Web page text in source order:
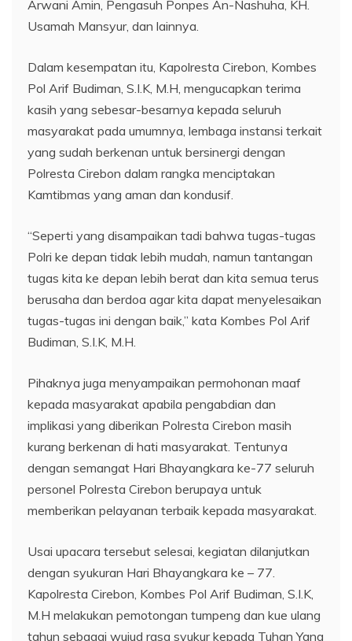
Arwani Amin, Pengasuh Ponpes An-Nashuha, KH.
Usamah Mansyur, dan lainnya.
Dalam kesempatan itu, Kapolresta Cirebon, Kombes
Pol Arif Budiman, S.I.K, M.H, mengucapkan terima
kasih yang sebesar-besarnya kepada seluruh
masyarakat pada umumnya, lembaga instansi terkait
yang sudah berkenan untuk bersinergi dengan
Polresta Cirebon dalam rangka menciptakan
Kamtibmas yang aman dan kondusif.
“Seperti yang disampaikan tadi bahwa tugas-tugas
Polri ke depan tidak lebih mudah, namun tantangan
tugas kita ke depan lebih berat dan kita semua terus
berusaha dan berdoa agar kita dapat menyelesaikan
tugas-tugas ini dengan baik,” kata Kombes Pol Arif
Budiman, S.I.K, M.H.
Pihaknya juga menyampaikan permohonan maaf
kepada masyarakat apabila pengabdian dan
implikasi yang diberikan Polresta Cirebon masih
kurang berkenan di hati masyarakat. Tentunya
dengan semangat Hari Bhayangkara ke-77 seluruh
personel Polresta Cirebon berupaya untuk
memberikan pelayanan terbaik kepada masyarakat.
Usai upacara tersebut selesai, kegiatan dilanjutkan
dengan syukuran Hari Bhayangkara ke – 77.
Kapolresta Cirebon, Kombes Pol Arif Budiman, S.I.K,
M.H melakukan pemotongan tumpeng dan kue ulang
tahun sebagai wujud rasa syukur kepada Tuhan Yang